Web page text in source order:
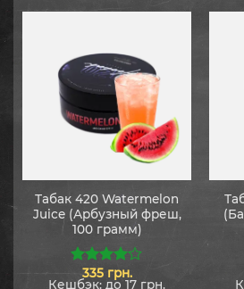
Табак 420 Watermelon
Juice (Арбузный фреш,
100 грамм)
4.00из
335 грн.
Кешбэк: до 17 грн.